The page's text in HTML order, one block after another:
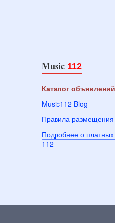
Music 112
Каталог объявлений
Music112 Blog
Правила размещения
Подробнее о
112